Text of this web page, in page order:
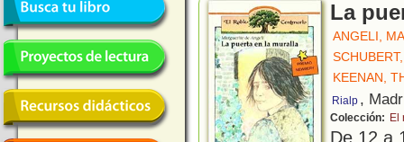
La
ANGELI,
KEENAN,
Rialp ,
Colección: El
De 12 a